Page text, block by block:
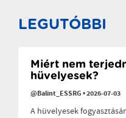
LEGUTÓBBI
Miért nem
hüvelyesek?
@Balint_ESSRG•2026-07-03
A hüvelyesek